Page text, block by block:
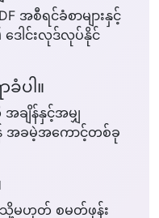
အစီရင်ခံစာများနှင့်
ေါင်းလုဒ်လုပ်နိုင်
ပါ။
ချိန်နှင့်အမျှ
အခမဲ့အကောင့်တစ်ခု
မဟုတ် စမတ်ဖုန်း